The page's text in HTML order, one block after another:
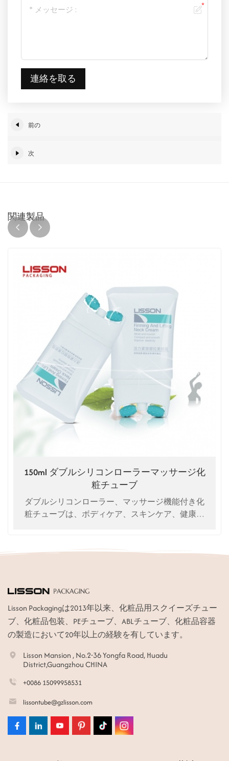
連絡を取る
前の
次
関連製品
150ml ダブルシリコンローラーマッサージ化
粧チューブ
ダブルシリコンローラー、マッサージ機能付き化
粧チューブは、ボディケア、スキンケア、健康維
Lisson Packagingは2013年以来、化粧品用スクイーズチュー
ブ、化粧品包装、PEチューブ、ABLチューブ、化粧品容器
の製造において20年以上の経験を有しています。
Lisson Mansion , No.2-36 Yongfa Road, Huadu
District,Guangzhou CHINA
+0086 15099958531
lissontube@gzlisson.com